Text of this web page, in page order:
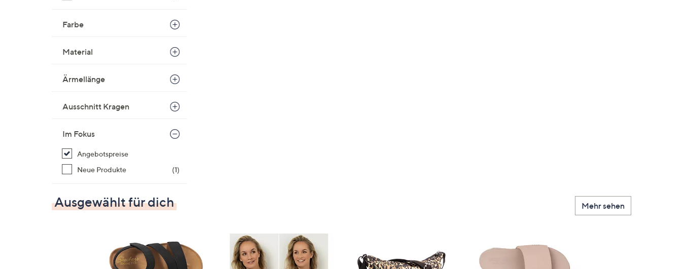
Farbe
Material
Ärmellänge
Ausschnitt Kragen
Im Fokus
Angebotspreise
Neue Produkte
(1)
Ausgewählt für dich Mehr sehen